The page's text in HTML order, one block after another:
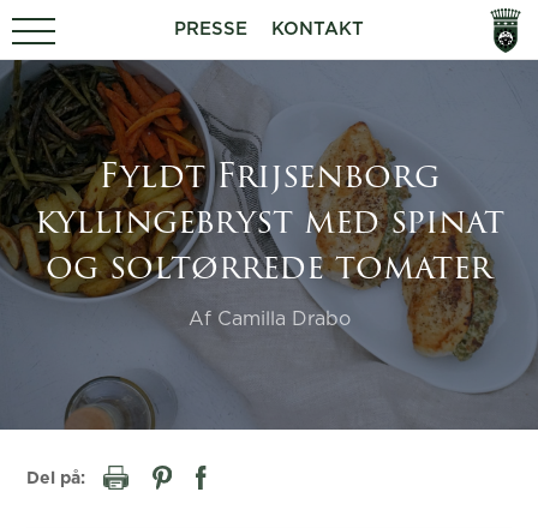
PRESSE KONTAKT
Fyldt Frijsenborg
kyllingebryst med spinat
og soltørrede tomater
Af Camilla Drabo
Del på: